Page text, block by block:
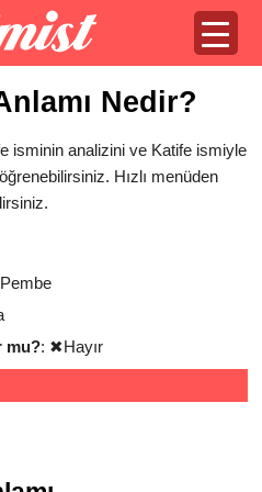
Nedir?
isminin analizini ve Katife ismiyle
Hızlı menüden
mu?: ✖Hayır